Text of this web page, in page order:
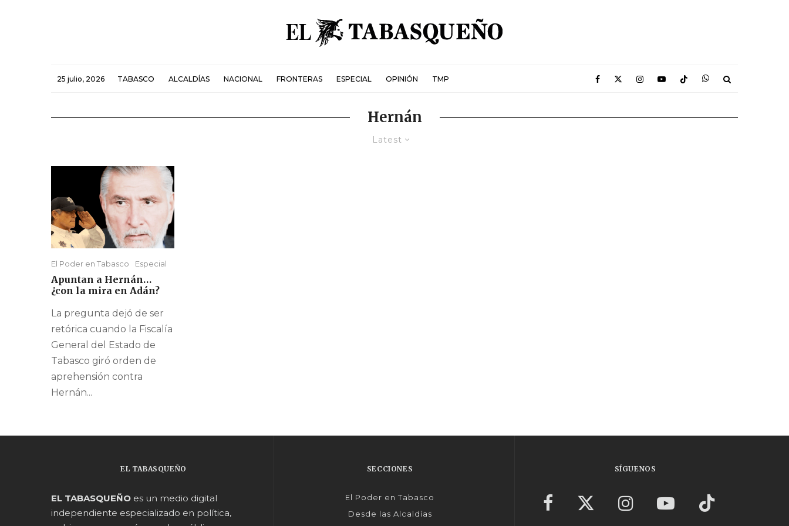
25 julio, 2026 TABASCO ALCALDÍAS NACIONAL FRONTERAS ESPECIAL OPINIÓN TMP
Hernán
Latest
El Poder en Tabasco Especial
Apuntan a Hernán…
¿con la mira en Adán?
La pregunta dejó de ser
retórica cuando la Fiscalía
General del Estado de
Tabasco giró orden de
aprehensión contra
Hernán...
EL TABASQUEÑO
EL TABASQUEÑO es un medio digital
independiente especializado en política,
SECCIONES
El Poder en Tabasco
Desde las Alcaldías
SÍGUENOS